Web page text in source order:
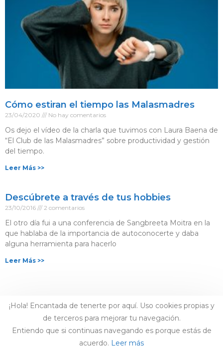
Cómo estiran el tiempo las Malasmadres
23/04/2020 No hay comentarios
Os dejo el vídeo de la charla que tuvimos con Laura Baena de
“El Club de las Malasmadres” sobre productividad y gestión
del tiempo. ⁣
Leer Más >>
Descúbrete a través de tus hobbies
23/10/2016 2 comentarios
El otro día fui a una conferencia de Sangbreeta Moitra en la
que hablaba de la importancia de autoconocerte y daba
alguna herramienta para hacerlo
Leer Más >>
¡Hola! Encantada de tenerte por aquí. Uso cookies propias y
de terceros para mejorar tu navegación.
Entiendo que si continuas navegando es porque estás de
acuerdo. Leer más